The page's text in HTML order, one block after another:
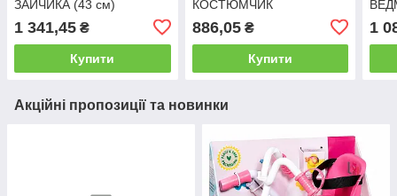
ЗАЙЧИКА (43 см)
1 341,45 ₴
Купити
КОСТЮМЧИК
886,05₴
Купити
1
Акційні пропозиції та новинки